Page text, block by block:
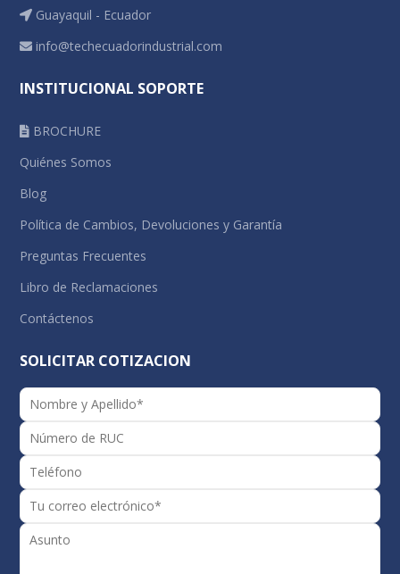
Guayaquil - Ecuador
info@techecuadorindustrial.com
INSTITUCIONAL SOPORTE
BROCHURE
Quiénes Somos
Blog
Política de Cambios, Devoluciones y Garantía
Preguntas Frecuentes
Libro de Reclamaciones
Contáctenos
SOLICITAR COTIZACION